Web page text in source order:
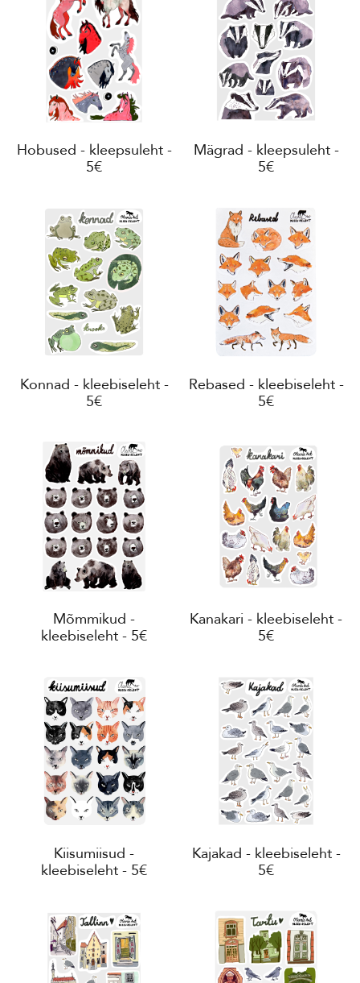
Hobused - kleepsuleht -
5€
Mägrad - kleepsuleht -
5€
Konnad - kleebiseleht -
5€
Rebased - kleebiseleht -
5€
Mõmmikud -
kleebiseleht - 5€
Kanakari - kleebiseleht -
5€
Kiisumiisud -
kleebiseleht - 5€
Kajakad - kleebiseleht -
5€